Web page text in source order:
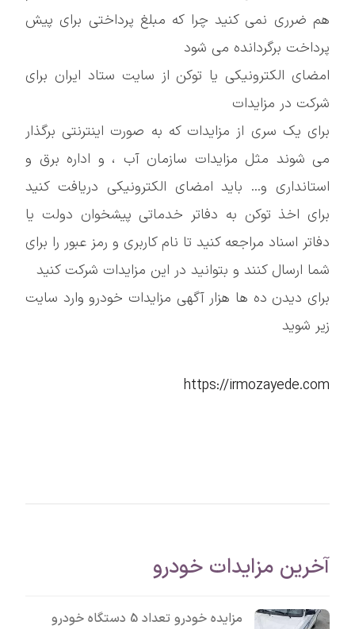
هم ضرری نمی کنید چرا که مبلغ پرداختی برای پیش
پرداخت برگردانده می شود
امضای الکترونیکی یا توکن از سایت ستاد ایران برای
شرکت در مزایدات
برای یک سری از مزایدات که به صورت اینترنتی برگذار
می شوند مثل مزایدات سازمان آب ، و اداره برق و
استانداری و... باید امضای الکترونیکی دریافت کنید
برای اخذ توکن به دفاتر خدماتی پیشخوان دولت یا
دفاتر اسناد مراجعه کنید تا نام کاربری و رمز عبور را برای
شما ارسال کنند و بتوانید در این مزایدات شرکت کنید
برای دیدن ده ها هزار آگهی مزایدات خودرو وارد سایت
زیر شوید
https://irmozayede.com
آخرین مزایدات خودرو
مزایده خودرو تعداد 5 دستگاه خودرو